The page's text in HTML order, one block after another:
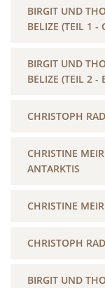
BIRGIT UND
BELIZE (TEIL 1 -
BIRGIT UND
BELIZE (TEIL 2 -
CHRISTOPH
CHRISTINE
ANTARKTIS
CHRISTINE
CHRISTOPH
BIRGIT UND